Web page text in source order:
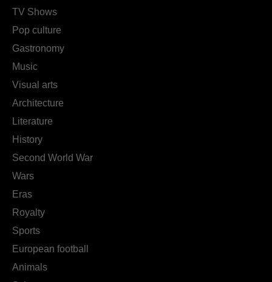
TV Shows
Pop culture
Gastronomy
Music
Visual arts
Architecture
Literature
History
Second World War
Wars
Eras
Royalty
Sports
European football
Animals